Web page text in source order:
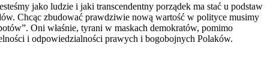
jako ludzie i jaki transcendentny porządek ma stać u podstaw
Chcąc zbudować prawdziwie nową wartość w polityce musimy
Oni właśnie, tyrani w maskach demokratów, pomimo
i odpowiedzialności prawych i bogobojnych Polaków.